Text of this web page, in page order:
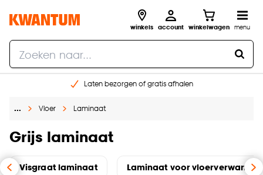
winkels account winkelwagen menu
Laten bezorgen of gratis afhalen
Gratis raam advies en opmeten aan huis
… Vloer Laminaat
Grijs laminaat
Visgraat laminaat Laminaat voor